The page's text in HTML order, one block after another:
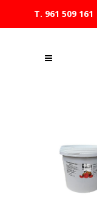
T. 961 509 161